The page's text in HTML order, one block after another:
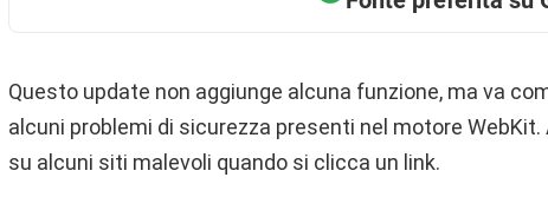
Questo update non aggiunge alcuna funzione, ma va
alcuni problemi di sicurezza presenti nel motore
su alcuni siti malevoli quando si clicca un link.